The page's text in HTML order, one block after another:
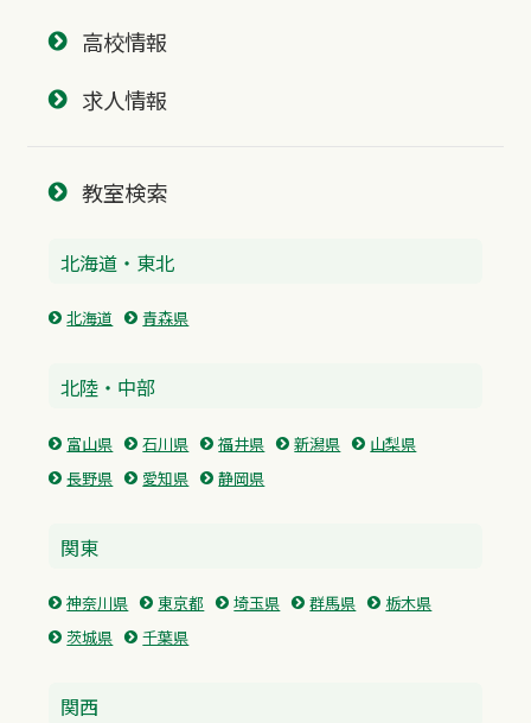
高校情報
求人情報
教室検索
北海道・東北
北海道 青森県
北陸・中部
富山県 石川県 福井県 新潟県
山梨県
長野県
愛知県 静岡県
関東
神奈川県 東京都 埼玉県 群馬県
栃木県
茨城県
千葉県
関西